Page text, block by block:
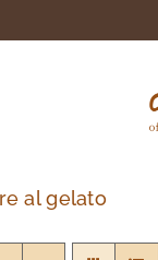
al gelato